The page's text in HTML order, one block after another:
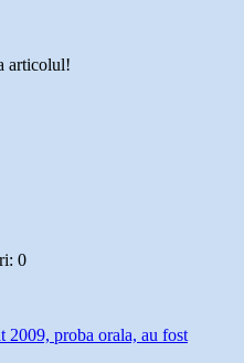
articolul!
0
2009, proba orala, au fost